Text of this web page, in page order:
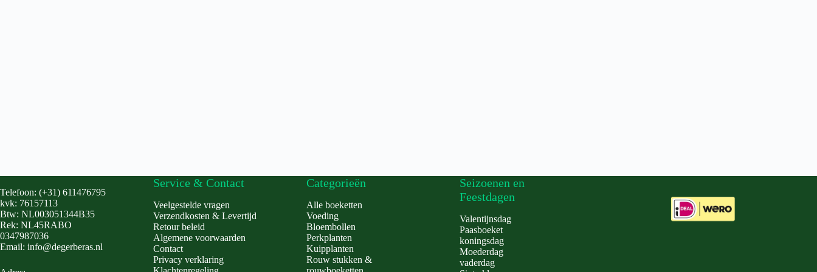
Telefoon: (+31) 611476795
kvk: 76157113
Btw: NL003051344B35
Rek: NL45RABO
0347987036
Email: info@degerberas.nl
Service & Contact
Veelgestelde vragen
Verzendkosten & Levertijd
Retour beleid
Algemene voorwaarden
Contact
Privacy verklaring
Categorieën
Alle boeketten
Voeding
Bloembollen
Perkplanten
Kuipplanten
Rouw stukken &
Seizoenen en
Feestdagen
Valentijnsdag
Paasboeket
koningsdag
Moederdag
vaderdag